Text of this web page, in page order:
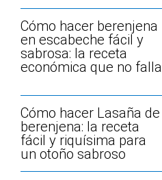
Cómo hacer berenjena
en escabeche fácil y
sabrosa: la receta
económica que no falla
Cómo hacer Lasaña de
berenjena: la receta
fácil y riquísima para
un otoño sabroso